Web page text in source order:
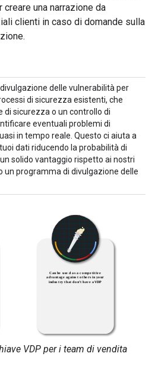
una narrazione da
clienti in caso di domande sulla
delle vulnerabilità per
di sicurezza esistenti, che
sicurezza o un controllo di
eventuali problemi di
in tempo reale. Questo ci aiuta a
dati riducendo la probabilità di
solido vantaggio rispetto ai nostri
un programma di divulgazione delle
VDP per i team di vendita